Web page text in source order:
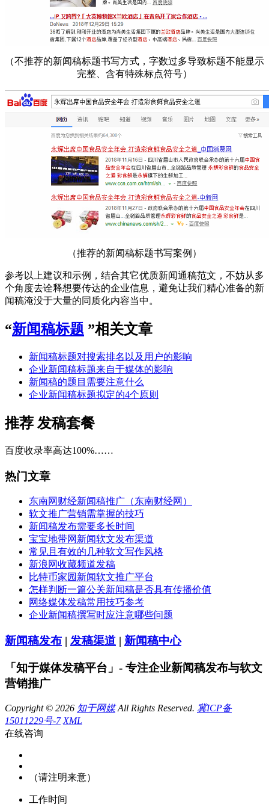
（不推荐的新闻稿标题书写方式，字数过多导致标题不能显示
完整、含有特殊标点符号）
（推荐的新闻稿标题书写案例）
参考以上建议和示例，结合其它优质新闻通稿范文，不妨从多
个角度去诠释想要传达的企业信息，避免让我们精心准备的新
闻稿淹没于大量的同质化内容当中。
“新闻稿标题 ”相关文章
新闻稿标题对搜索排名以及用户的影响
企业新闻稿标题来自于媒体的影响
新闻稿的题目需要注意什么
企业新闻稿标题拟定的4个原则
推荐 发稿套餐
百度收录率高达100%……
热门文章
东南网财经新闻稿推广（东南财经网）
软文推广营销需掌握的技巧
新闻稿发布需要多长时间
宝宝地带网新闻软文发布渠道
常见且有效的几种软文写作风格
新浪网收藏频道发稿
比特币家园新闻软文推广平台
怎样判断一篇公关新闻稿是否具有传播价值
网络媒体发稿常用技巧参考
企业新闻稿撰写时应注意哪些问题
新闻稿发布 | 发稿渠道 | 新闻稿中心
「知于媒体发稿平台」- 专注企业新闻稿发布与软文
营销推广
Copyright © 2026 知于网媒All Rights Reserved. 冀ICP备
15011229号-7 XML
在线咨询
（请注明来意）
工作时间